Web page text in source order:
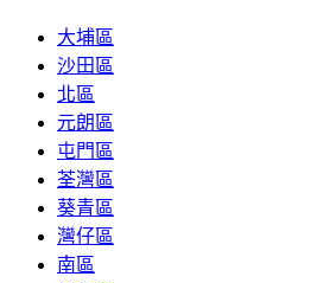
大埔區
沙田區
北區
元朗區
屯門區
荃灣區
葵青區
灣仔區
南區